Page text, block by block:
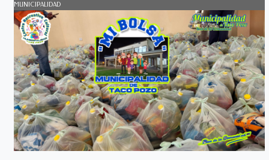
MUNICIPALIDAD